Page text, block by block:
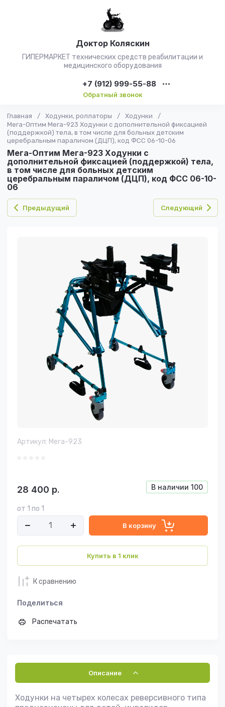
Доктор Коляскин
ГИПЕРМАРКЕТ технических средств реабилитации и
медицинского оборудования
+7 (912) 999-55-88
Обратный звонок
Главная / Ходунки, роллаторы / Ходунки
/
Мега-Оптим Мега-923 Ходунки с дополнительной фиксацией
(поддержкой) тела, в том числе для больных детским
церебральным параличом (ДЦП), код ФСС 06-10-06
Мега-Оптим Мега-923 Ходунки с
дополнительной фиксацией (поддержкой) тела,
в том числе для больных детским
церебральным параличом (ДЦП), код ФСС 06-10-
06
Предыдущий Следующий
Артикул: Мега-923
В наличии 100
28 400 р.
от 1 по 1
В корзину
Купить в 1 клик
К сравнению
Поделиться
Распечатать
Описание
Ходунки на четырех колесах реверсивного типа